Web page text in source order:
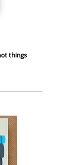
things